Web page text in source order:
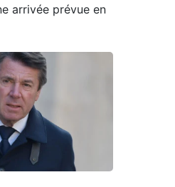
arrivée prévue en